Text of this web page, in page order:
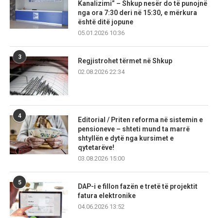
Kanalizimi” – Shkup nesër do të punojnë
nga ora 7:30 deri në 15:30, e mërkura
është ditë jopune
05.01.2026 10:36
3
Regjistrohet tërmet në Shkup
02.08.2026 22:34
4
Editorial / Priten reforma në sistemin e
pensioneve – shteti mund ta marrë
shtyllën e dytë nga kursimet e
qytetarëve!
03.08.2026 15:00
5
DAP-i e fillon fazën e tretë të projektit
fatura elektronike
04.06.2026 13:52